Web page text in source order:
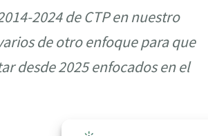
2024 de CTP en nuestro
de otro enfoque para que
desde 2025 enfocados en el